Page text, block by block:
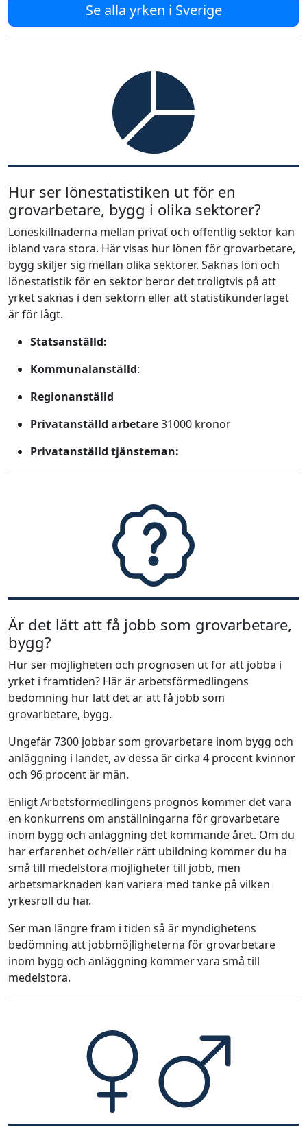
Se alla yrken i Sverige
Hur ser lönestatistiken ut för en
grovarbetare, bygg i olika sektorer?
Löneskillnaderna mellan privat och offentlig sektor kan
ibland vara stora. Här visas hur lönen för grovarbetare,
bygg skiljer sig mellan olika sektorer. Saknas lön och
lönestatistik för en sektor beror det troligtvis på att
yrket saknas i den sektorn eller att statistikunderlaget
är för lågt.
Statsanställd:
Kommunalanställd:
Regionanställd
Privatanställd arbetare31000 kronor
Privatanställd tjänsteman:
Är det lätt att få jobb som grovarbetare,
bygg?
Hur ser möjligheten och prognosen ut för att jobba i
yrket i framtiden? Här är arbetsförmedlingens
bedömning hur lätt det är att få jobb som
grovarbetare, bygg.
Ungefär 7300 jobbar som grovarbetare inom bygg och
anläggning i landet, av dessa är cirka 4 procent kvinnor
och 96 procent är män.
Enligt Arbetsförmedlingens prognos kommer det vara
en konkurrens om anställningarna för grovarbetare
inom bygg och anläggning det kommande året. Om du
har erfarenhet och/eller rätt ubildning kommer du ha
små till medelstora möjligheter till jobb, men
arbetsmarknaden kan variera med tanke på vilken
yrkesroll du har.
Ser man längre fram i tiden så är myndighetens
bedömning att jobbmöjligheterna för grovarbetare
inom bygg och anläggning kommer vara små till
medelstora.